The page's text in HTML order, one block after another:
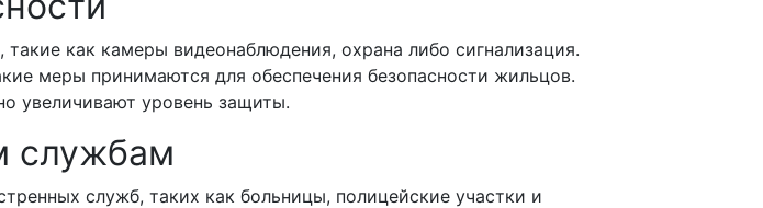
как камеры видеонаблюдения, охрана либо сигнализация.
меры принимаются для обеспечения безопасности жильцов.
увеличивают уровень защиты.
службам
служб, таких как больницы, полицейские участки и